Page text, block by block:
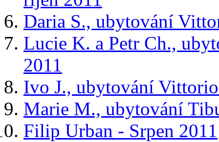
Daria S., ubytování
Lucie K. a Petr Ch.,
2011
Ivo J., ubytování
Marie M., ubytování
Filip Urban - Srpen 2011